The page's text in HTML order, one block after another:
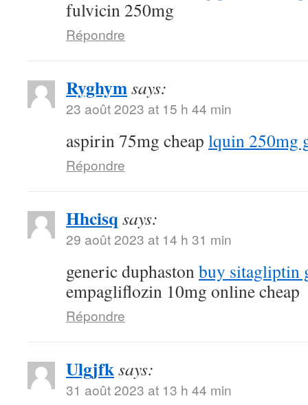
fulvicin 250mg
Répondre
Ryghymsays:
23 août 2023 at 15 h 44 min
aspirin 75mg cheap lquin 250mg
Répondre
Hhcisq says:
29 août 2023 at 14 h 31 min
generic duphastonbuy sitagliptin
empagliflozin 10mg online cheap
Répondre
Ulgjfksays:
31 août 2023 at 13 h 44 min